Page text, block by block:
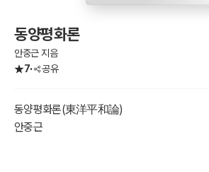
동양평화론
안중근 지음
7
공유
동양평화론(東洋平和論)
안중근